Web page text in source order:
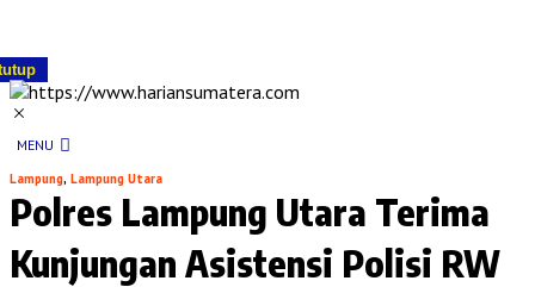
MENU
Lampung, Lampung Utara
Polres Lampung Utara Terima
Kunjungan Asistensi Polisi RW